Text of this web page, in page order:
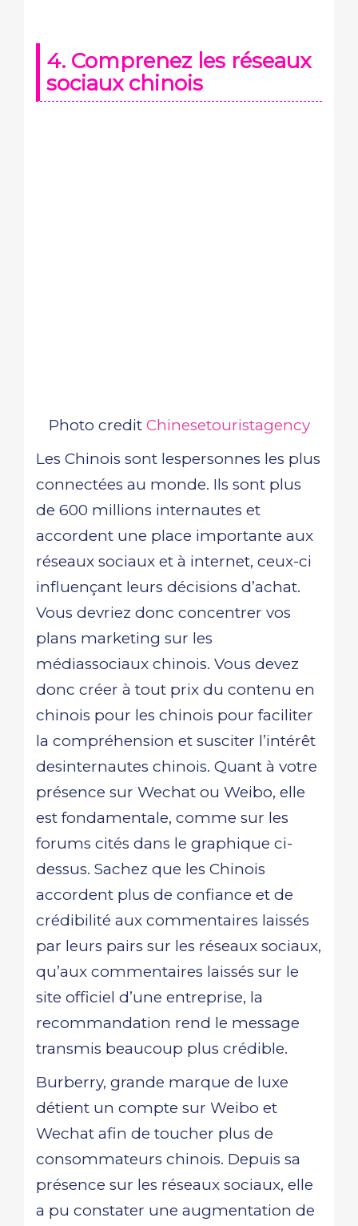
4. Comprenez les réseaux
sociaux chinois
Photo credit Chinesetouristagency
Les Chinois sont lespersonnes les plus
connectées au monde. Ils sont plus
de 600 millions internautes et
accordent une place importante aux
réseaux sociaux et à internet, ceux-ci
influençant leurs décisions d’achat.
Vous devriez donc concentrer vos
plans marketing sur les
médiassociaux chinois. Vous devez
donc créer à tout prix du contenu en
chinois pour les chinois pour faciliter
la compréhension et susciter l’intérêt
desinternautes chinois. Quant à votre
présence sur Wechat ou Weibo, elle
est fondamentale, comme sur les
forums cités dans le graphique ci-
dessus. Sachez que les Chinois
accordent plus de confiance et de
crédibilité aux commentaires laissés
par leurs pairs sur les réseaux sociaux,
qu’aux commentaires laissés sur le
site officiel d’une entreprise, la
recommandation rend le message
transmis beaucoup plus crédible.
Burberry, grande marque de luxe
détient un compte sur Weibo et
Wechat afin de toucher plus de
consommateurs chinois. Depuis sa
présence sur les réseaux sociaux, elle
a pu constater une augmentation de